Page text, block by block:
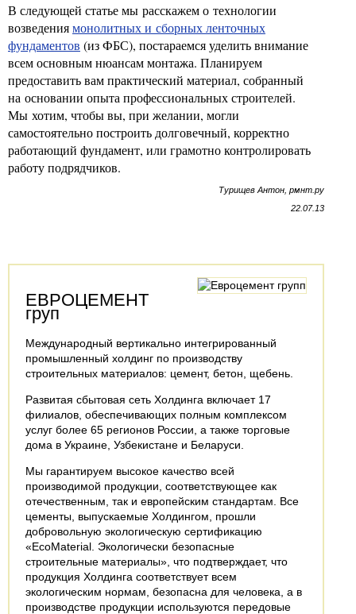
В следующей статье мы расскажем о технологии
возведениямонолитных и сборных ленточных
фундаментов (из ФБС), постараемся уделить внимание
всем основным нюансам монтажа. Планируем
предоставить вам практический материал, собранный
на основании опыта профессиональных строителей.
Мы хотим, чтобы вы, при желании, могли
самостоятельно построить долговечный, корректно
работающий фундамент, или грамотно контролировать
работу подрядчиков.
Турищев Антон, рмнт.ру
22.07.13
ЕВРОЦЕМЕНТ
груп
Международный вертикально интегрированный
промышленный холдинг по производству
строительных материалов: цемент, бетон, щебень.
Развитая сбытовая сеть Холдинга включает 17
филиалов, обеспечивающих полным комплексом
услуг более 65 регионов России, а также торговые
дома в Украине, Узбекистане и Беларуси.
Мы гарантируем высокое качество всей
производимой продукции, соответствующее как
отечественным, так и европейским стандартам. Все
цементы, выпускаемые Холдингом, прошли
добровольную экологическую сертификацию
«EcoMaterial. Экологически безопасные
строительные материалы», что подтверждает, что
продукция Холдинга соответствует всем
экологическим нормам, безопасна для человека, а в
производстве продукции используются передовые